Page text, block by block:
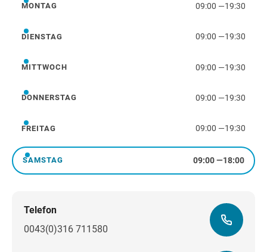
Montag
MONTAG 09:00 —19:30
Dienstag
DIENSTAG 09:00 —19:30
Mittwoch
MITTWOCH 09:00 —19:30
Donnerstag
DONNERSTAG 09:00 —19:30
Freitag
FREITAG 09:00 —19:30
Samstag
SAMSTAG 09:00—18:00
Telefon
0043(0)316 711580